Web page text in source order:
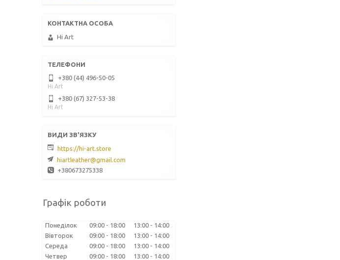
Hi Art
+380 (44) 496-50-05
Hi Art
+380 (67) 327-53-38
Hi Art
https://hi-art.store
hiartleather@gmail.com
+380673275338
Графік роботи
Понеділок 09:00 18:00 13:00
14:00
Вівторок
09:00 18:00 13:00
14:00
Середа
09:00 18:00 13:00
14:00
Четвер
09:00 18:00 13:00
14:00